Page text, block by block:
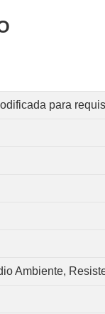
para
Ambiente,